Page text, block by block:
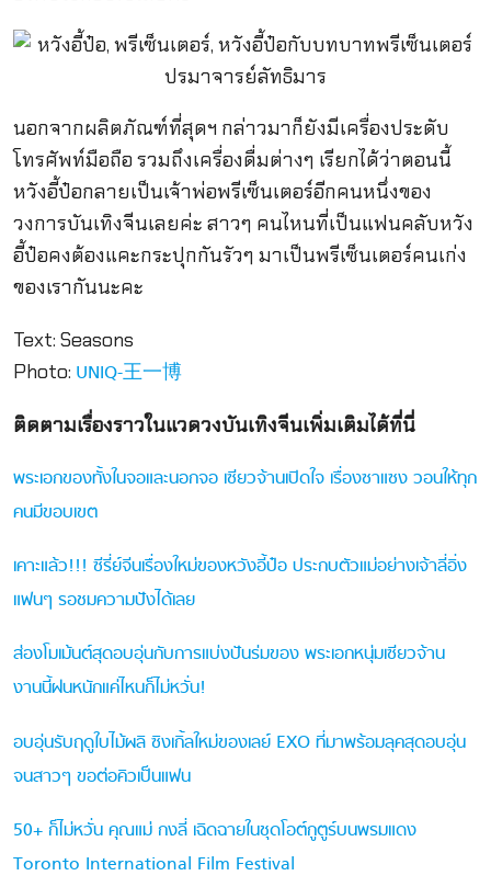
นอกจากผลิตภัณฑ์ที่สุดฯ กล่าวมาก็ยังมีเครื่องประดับ
โทรศัพท์มือถือ รวมถึงเครื่องดื่มต่างๆ เรียกได้ว่าตอนนี้
หวังอี้ป๋อกลายเป็นเจ้าพ่อพรีเซ็นเตอร์อีกคนหนึ่งของ
วงการบันเทิงจีนเลยค่ะ สาวๆ คนไหนที่เป็นแฟนคลับหวัง
อี้ป๋อคงต้องแคะกระปุกกันรัวๆ มาเป็นพรีเซ็นเตอร์คนเก่ง
ของเรากันนะคะ
Text: Seasons
Photo: UNIQ-王一博
ติดตามเรื่องราวในแวดวงบันเทิงจีนเพิ่มเติมได้ที่นี่
พระเอกของทั้งในจอและนอกจอ เซียวจ้านเปิดใจ เรื่องซาแซง วอนให้ทุก
คนมีขอบเขต
เคาะแล้ว!!! ซีรี่ย์จีนเรื่องใหม่ของหวังอี้ป๋อ ประกบตัวแม่อย่างเจ้าลี่อิ่ง
แฟนๆ รอชมความปังได้เลย
ส่องโมเม้นต์สุดอบอุ่นกับการแบ่งปันร่มของ พระเอกหนุ่มเซียวจ้าน
งานนี้ฝนหนักแค่ไหนก็ไม่หวั่น!
อบอุ่นรับฤดูใบไม้ผลิ ซิงเกิ้ลใหม่ของเลย์ EXO ที่มาพร้อมลุคสุดอบอุ่น
จนสาวๆ ขอต่อคิวเป็นแฟน
50+ ก็ไม่หวั่น คุณแม่ กงลี่ เฉิดฉายในชุดโอต์กูตูร์บนพรมแดง
Toronto International Film Festival